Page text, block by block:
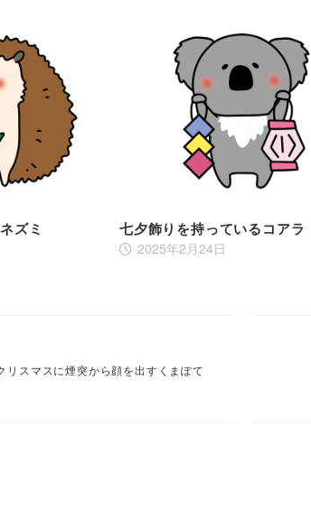
ズミ 七夕飾りを持っているコアラ
2025年2月24日
リスマスに煙突から顔を出すくまぽて